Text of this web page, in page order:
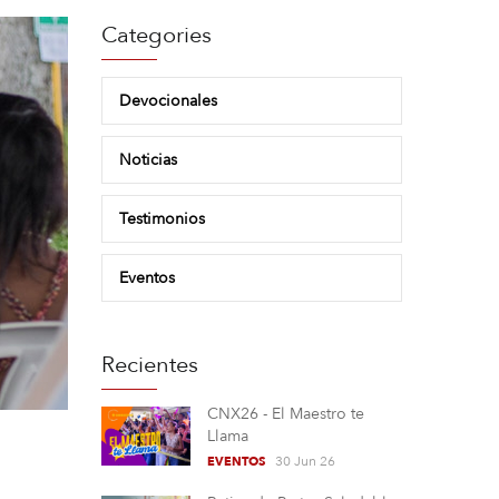
Categories
Devocionales
Noticias
Testimonios
Eventos
Recientes
CNX26 - El Maestro te
Llama
EVENTOS 30 Jun 26